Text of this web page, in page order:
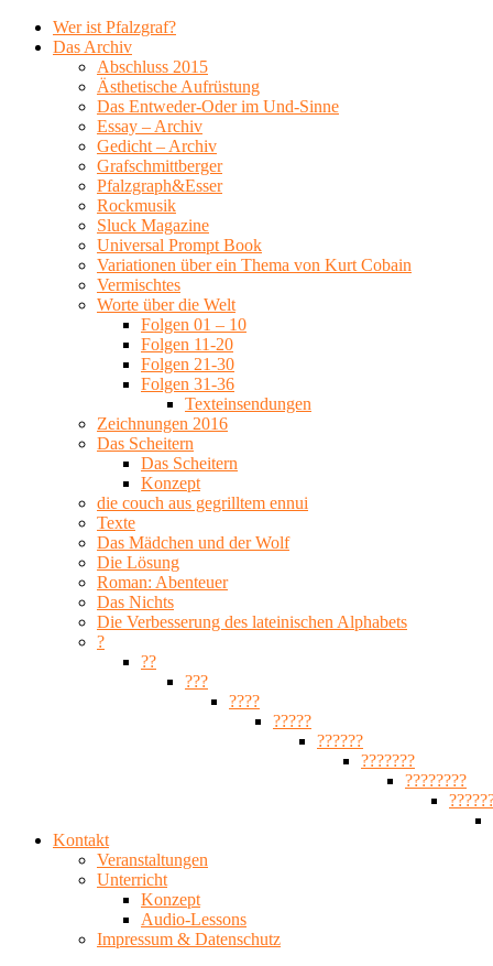
Wer ist Pfalzgraf?
Das Archiv
Abschluss 2015
Ästhetische Aufrüstung
Das Entweder-Oder im Und-Sinne
Essay – Archiv
Gedicht – Archiv
Grafschmittberger
Pfalzgraph&Esser
Rockmusik
Sluck Magazine
Universal Prompt Book
Variationen über ein Thema von Kurt Cobain
Vermischtes
Worte über die Welt
Folgen 01 – 10
Folgen 11-20
Folgen 21-30
Folgen 31-36
Texteinsendungen
Zeichnungen 2016
Das Scheitern
Das Scheitern
Konzept
die couch aus gegrilltem ennui
Texte
Das Mädchen und der Wolf
Die Lösung
Roman: Abenteuer
Das Nichts
Die Verbesserung des lateinischen Alphabets
?
??
???
????
?????
??????
???????
????????
Kontakt
Veranstaltungen
Unterricht
Konzept
Audio-Lessons
Impressum & Datenschutz